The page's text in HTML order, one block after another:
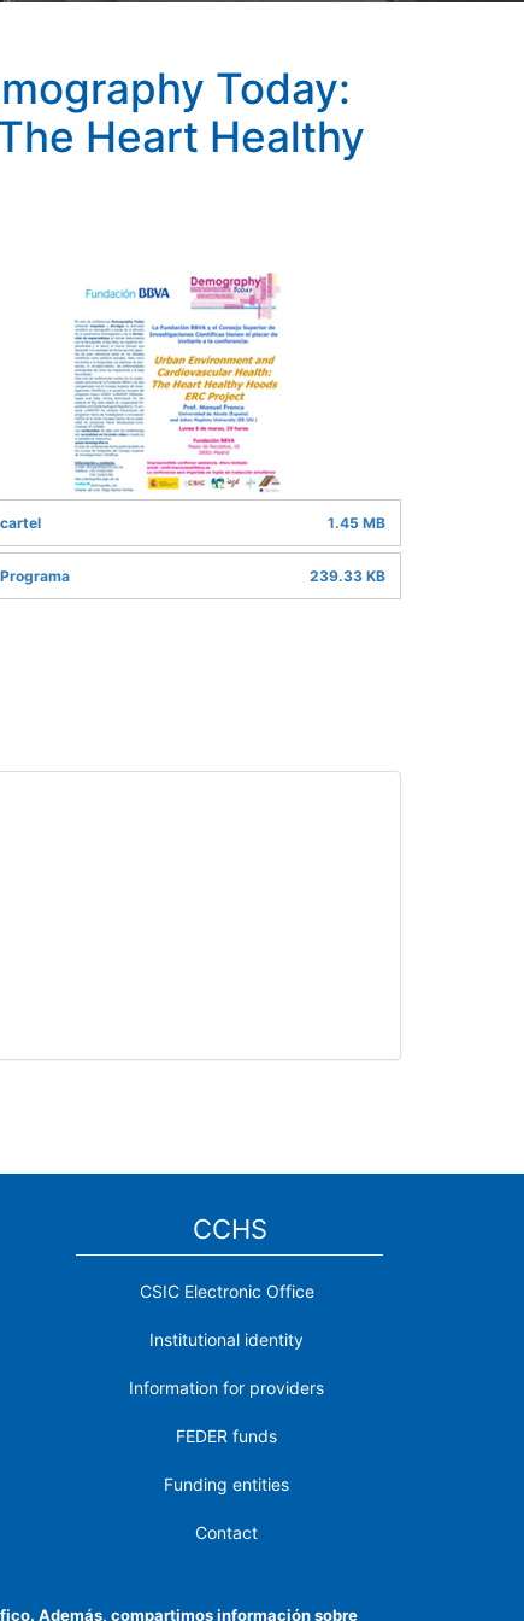
Today:
Heart Healthy
cartel 1.45 MB
Programa 239.33 KB
CCHS
CSIC Electronic Office
Institutional identity
Information for providers
FEDER funds
Funding entities
Contact
Además, compartimos información sobre